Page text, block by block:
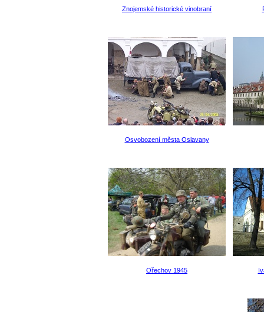
Znojemské historické vinobraní
Osvobození města Oslavany
Ořechov 1945